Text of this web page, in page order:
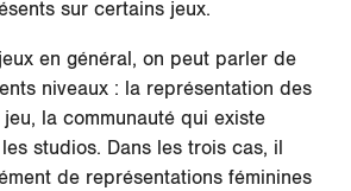
sur certains jeux.
en général, on peut parler de
niveaux : la représentation des
la communauté qui existe
studios. Dans les trois cas, il
de représentations féminines